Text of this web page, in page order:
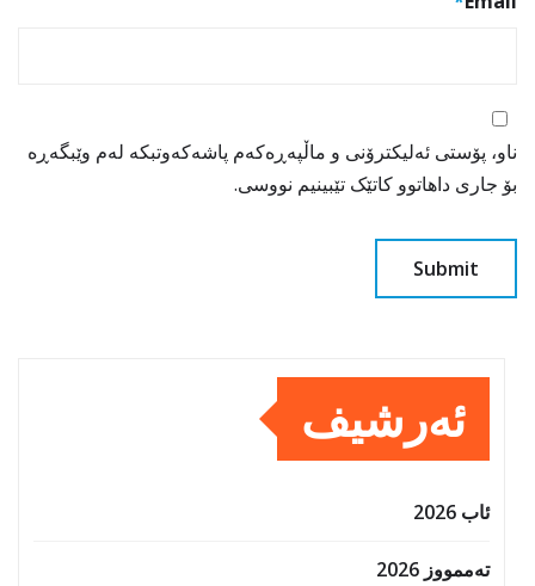
ناو، پۆستی ئەلیکترۆنی و ماڵپەڕەکەم پاشەکەوتبکە لەم وێبگەڕە
بۆ جاری داهاتوو کاتێک تێبینیم نووسی.
ئەرشیف
ئاب 2026
تەممووز 2026